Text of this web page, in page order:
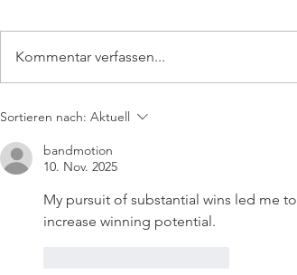
Blechexpo Stuttgart 21. - 24.
Kommentar verfassen...
Sortieren nach: Aktuell
bandmotion
10. Nov. 2025
My pursuit of substantial wins led me to
increase winning potential.